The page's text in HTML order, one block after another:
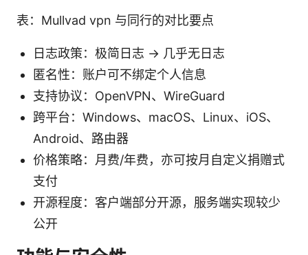
表：Mullvad vpn 与同行的对比要点
日志政策：极简日志 → 几乎无日志
匿名性：账户可不绑定个人信息
支持协议：OpenVPN、WireGuard
跨平台：Windows、macOS、Linux、iOS、
Android、路由器
价格策略：月费/年费，亦可按月自定义捐赠式
支付
开源程度：客户端部分开源，服务端实现较少
公开